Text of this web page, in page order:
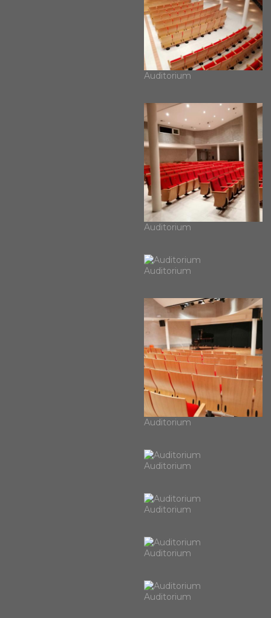
Auditorium
Auditorium
Auditorium
Auditorium
Auditorium
Auditorium
Auditorium
Auditorium